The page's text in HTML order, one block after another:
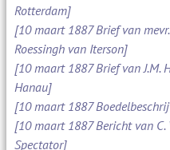
Rotterdam]
[10 maart 1887 Brief van
Roessingh van Iterson]
[10 maart 1887 Brief van J.M.
Hanau]
[10 maart 1887
[10 maart 1887 Bericht van C.
Spectator]